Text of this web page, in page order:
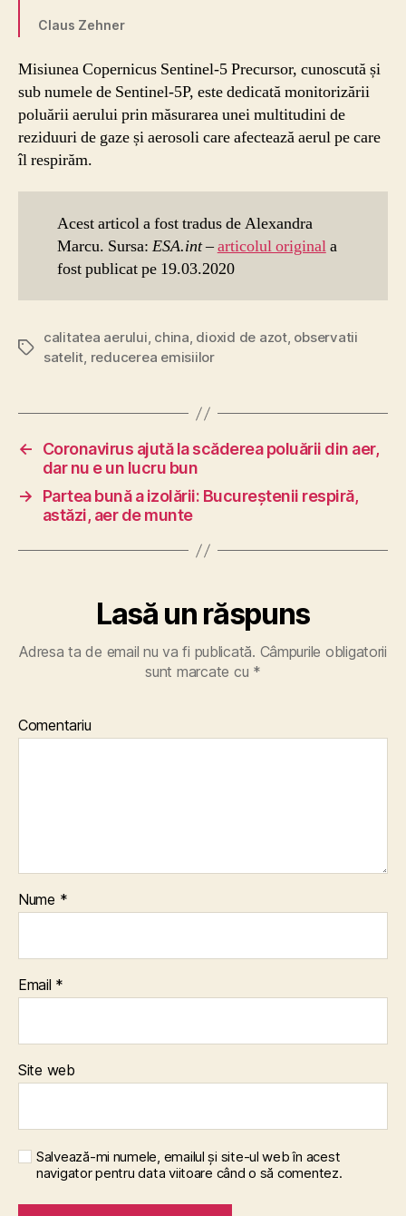
Claus Zehner
Misiunea Copernicus Sentinel-5 Precursor, cunoscută și
sub numele de Sentinel-5P, este dedicată monitorizării
poluării aerului prin măsurarea unei multitudini de
reziduuri de gaze și aerosoli care afectează aerul pe care
îl respirăm.
Acest articol a fost tradus de Alexandra
Marcu. Sursa: ESA.int–articolul originala
fost publicat pe 19.03.2020
Etichete
calitatea aerului, china, dioxid de azot, observatii
satelit, reducerea emisiilor
←
Coronavirus ajută la scăderea poluării din aer,
dar nu e un lucru bun
→
Partea bună a izolării: Bucureştenii respiră,
astăzi, aer de munte
Lasă un răspuns
Adresa ta de email nu va fi publicată. Câmpurile obligatorii
sunt marcate cu *
Comentariu
Nume *
Email *
Site web
Salvează-mi numele, emailul și site-ul web în acest
navigator pentru data viitoare când o să comentez.